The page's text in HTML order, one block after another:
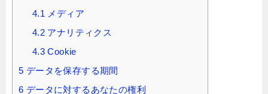
4.1 メディア
4.2 アナリティクス
4.3 Cookie
5 データを保存する期間
6 データに対するあなたの権利